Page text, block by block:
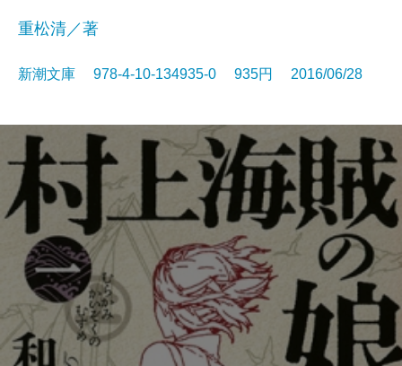
重松清／著
新潮文庫 978-4-10-134935-0 935円 2016/06/28